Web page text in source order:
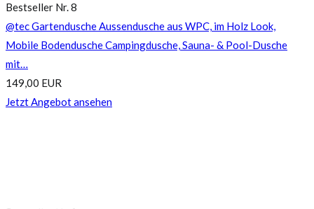
Bestseller Nr. 8
@tec Gartendusche Aussendusche aus WPC, im Holz Look,
Mobile Bodendusche Campingdusche, Sauna- & Pool-Dusche
mit…
149,00 EUR
Jetzt Angebot ansehen